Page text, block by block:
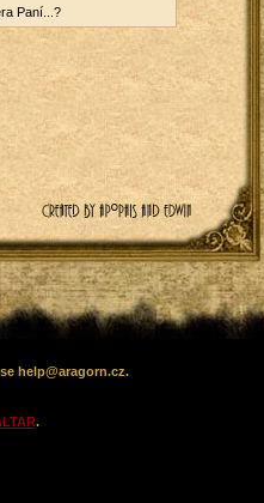
Paní...?
help@aragorn.cz.
.